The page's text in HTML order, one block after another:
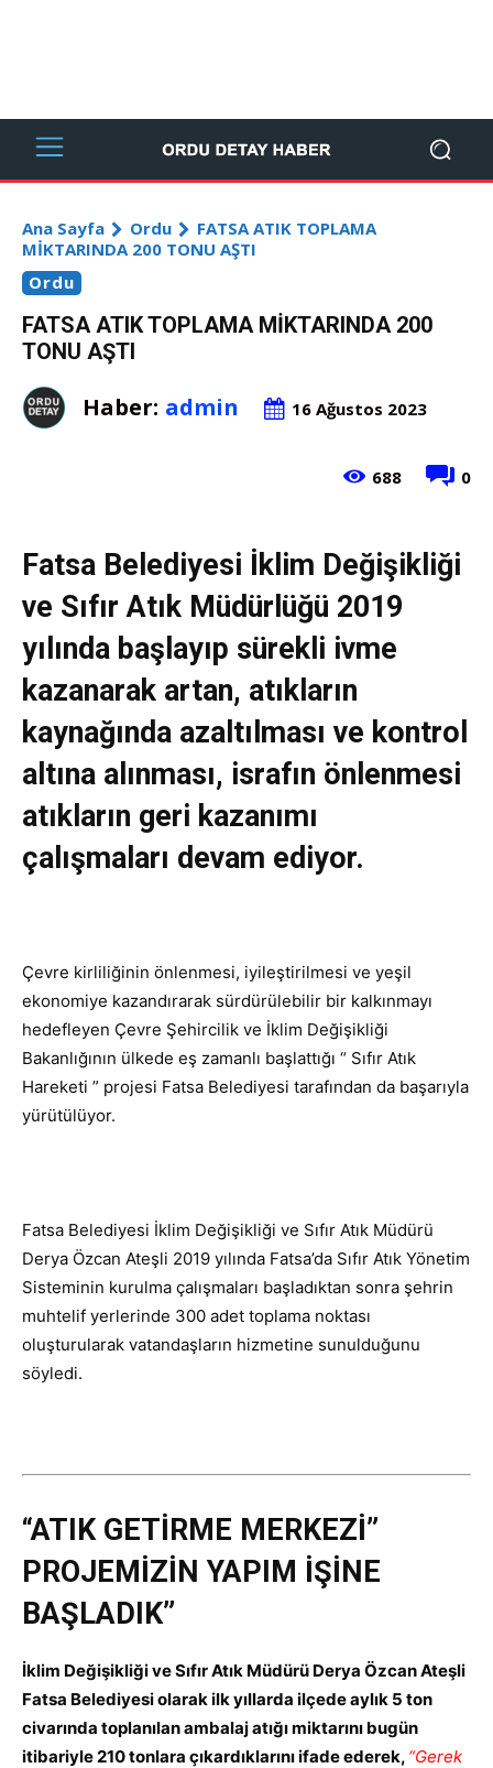
Ana Sayfa Ordu
FATSA ATIK TOPLAMA
MİKTARINDA 200 TONU AŞTI
Ordu
FATSA ATIK TOPLAMA MİKTARINDA 200
TONU AŞTI
Haber: admin 16 Ağustos 2023
0
688
Fatsa Belediyesi İklim Değişikliği
ve Sıfır Atık Müdürlüğü 2019
yılında başlayıp sürekli ivme
kazanarak artan, atıkların
kaynağında azaltılması ve kontrol
altına alınması, israfın önlenmesi
atıkların geri kazanımı
çalışmaları devam ediyor.
Çevre kirliliğinin önlenmesi, iyileştirilmesi ve yeşil
ekonomiye kazandırarak sürdürülebilir bir kalkınmayı
hedefleyen Çevre Şehircilik ve İklim Değişikliği
Bakanlığının ülkede eş zamanlı başlattığı “ Sıfır Atık
Hareketi ” projesi Fatsa Belediyesi tarafından da başarıyla
yürütülüyor.
Fatsa Belediyesi İklim Değişikliği ve Sıfır Atık Müdürü
Derya Özcan Ateşli 2019 yılında Fatsa’da Sıfır Atık Yönetim
Sisteminin kurulma çalışmaları başladıktan sonra şehrin
muhtelif yerlerinde 300 adet toplama noktası
oluşturularak vatandaşların hizmetine sunulduğunu
söyledi.
“ATIK GETİRME MERKEZİ”
PROJEMİZİN YAPIM İŞİNE
BAŞLADIK”
İklim Değişikliği ve Sıfır Atık Müdürü Derya Özcan Ateşli
Fatsa Belediyesi olarak ilk yıllarda ilçede aylık 5 ton
civarında toplanılan ambalaj atığı miktarını bugün
itibariyle 210 tonlara çıkardıklarını ifade ederek, “Gerek